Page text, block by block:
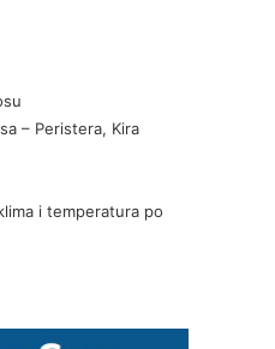
– Peristera, Kira
i temperatura po